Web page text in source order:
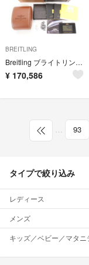
BREITLING
Breitling ブライトリング スーパーオーシャンⅡ 44 メンズ
¥ 170,586
… 93
タイプで絞り込み
レディース
メンズ
キッズ／ベビー／マタニ